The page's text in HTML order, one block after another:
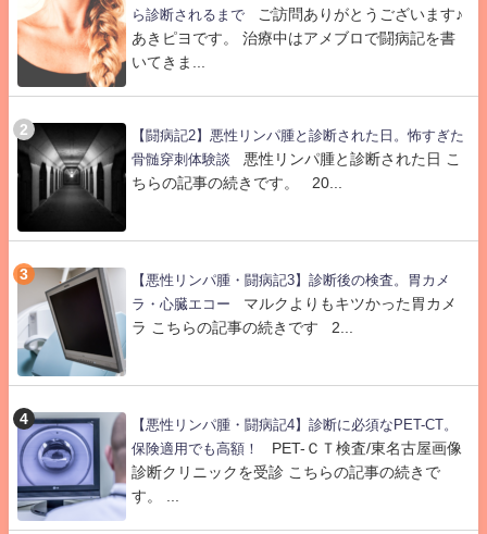
ら診断されるまで
ご訪問ありがとうございます♪
あきピヨです。 治療中はアメブロで闘病記を書
いてきま...
【闘病記2】悪性リンパ腫と診断された日。怖すぎた
骨髄穿刺体験談
悪性リンパ腫と診断された日 こ
ちらの記事の続きです。 20...
【悪性リンパ腫・闘病記3】診断後の検査。胃カメ
ラ・心臓エコー
マルクよりもキツかった胃カメ
ラ こちらの記事の続きです 2...
【悪性リンパ腫・闘病記4】診断に必須なPET-CT。
保険適用でも高額！
PET-ＣＴ検査/東名古屋画像
診断クリニックを受診 こちらの記事の続きで
す。 ...